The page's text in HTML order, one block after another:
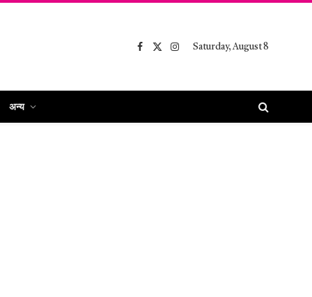
Facebook
X
Instagram
Saturday, August 8
अन्य